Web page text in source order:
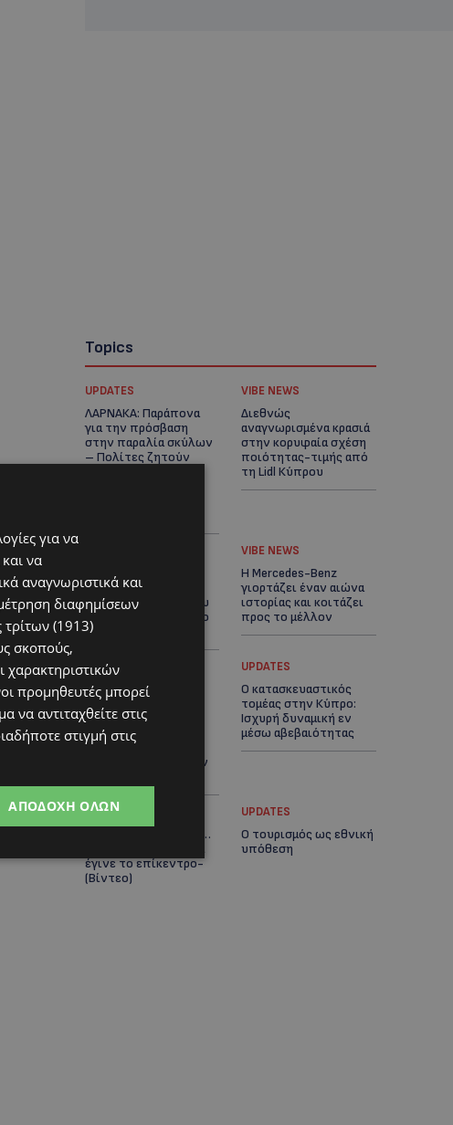
Topics
UPDATES
ΛΑΡΝΑΚΑ: Παράπονα
για την πρόσβαση
στην παραλία σκύλων
– Πολίτες ζητούν
VIBE NEWS
Διεθνώς
αναγνωρισμένα κρασιά
στην κορυφαία σχέση
ποιότητας-τιμής από
τη Lidl Κύπρου
Ξεκίνησε η
αντικατάσταση 100
χιλιομέτρων δικτύου
ύδρευσης στο κέντρο
της Λεμεσού
VIBE NEWS
Η Mercedes-Benz
γιορτάζει έναν αιώνα
ιστορίας και κοιτάζει
προς το μέλλον
UPDATES
ΚΟΚΚΙΝΟΤΡΙΜΙΘΙΑ:
Σκύλος στον δρόμο
μέσα στη ζέστη – Το
καλοκαιρινό «κύμα»
εγκατάλειψης ζώων
και η ευθύνη που δεν
UPDATES
Ο κατασκευαστικός
τομέας στην Κύπρο:
Ισχυρή δυναμική εν
μέσω αβεβαιότητας
UPDATES
VIRAL: Πήγε για καφέ…
έγινε το επίκεντρο-
(Βίντεο)
UPDATES
Ο τουρισμός ως εθνική
υπόθεση
για να
να
αναγνωριστικά και
διαφημίσεων
(1913)
σκοπούς,
χαρακτηριστικών
προμηθευτές μπορεί
να αντιταχθείτε στις
στιγμή στις
ΑΠΟΔΟΧΉ ΌΛΩΝ